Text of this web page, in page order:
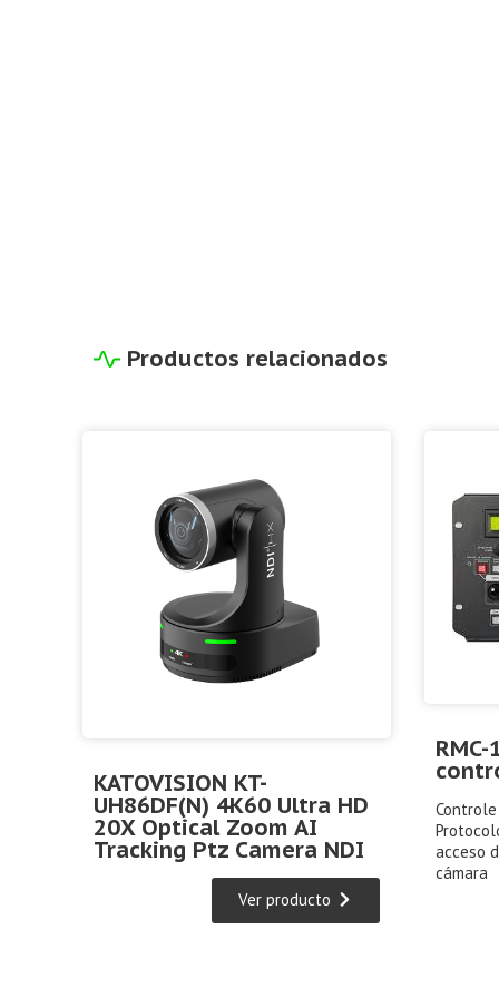
Productos relacionados
KATOVISION KT-
UH86DF(N) 4K60 Ultra HD
20X Optical Zoom AI
Tracking Ptz Camera NDI
Ver producto
acceso
cámara